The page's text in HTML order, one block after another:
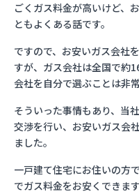
ごくガス料金が高いけど、
ともよくある話です。
ですので、お安いガス会社
すが、ガス会社は全国で約
会社を自分で選ぶことは非
そういった事情もあり、当
交渉を行い、お安いガス会
ました。
一戸建て住宅にお住いの方
でガス料金をお安くできま